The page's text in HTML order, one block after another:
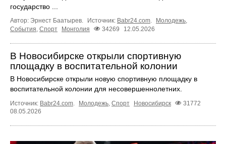
государство ...
Автор: Эрнест Баатырев. Источник: Babr24.com. Молодежь,
События, Спорт Монголия 34269 12.05.2026
В Новосибирске открыли спортивную
площадку в воспитательной колонии
В Новосибирске открыли новую спортивную площадку в
воспитательной колонии для несовершеннолетних.
Источник: Babr24.com. Молодежь, Спорт Новосибирск
31772
08.05.2026